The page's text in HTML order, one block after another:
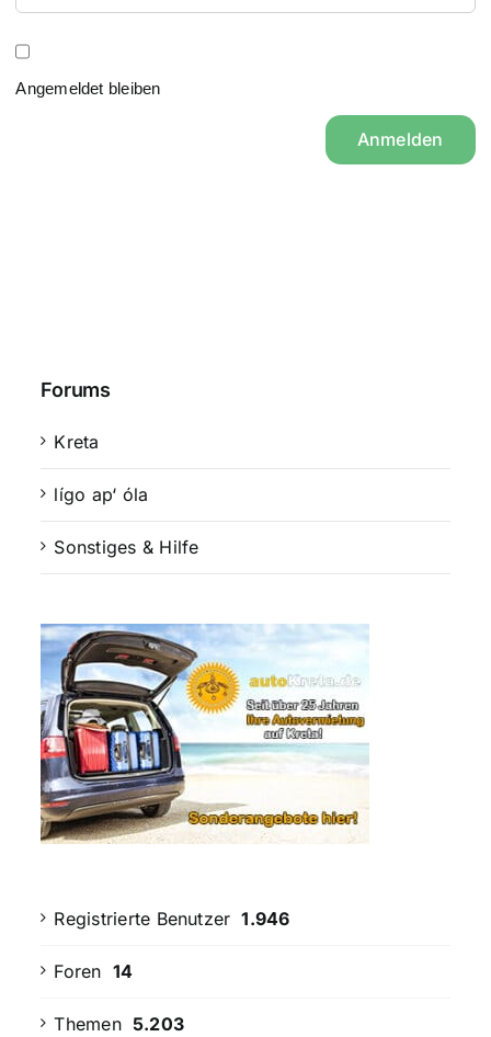
Angemeldet bleiben
Anmelden
Forums
Kreta
lígo ap‘ óla
Sonstiges & Hilfe
Registrierte Benutzer 1.946
Foren 14
Themen 5.203